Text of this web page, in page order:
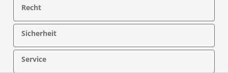
Recht
Sicherheit
Service